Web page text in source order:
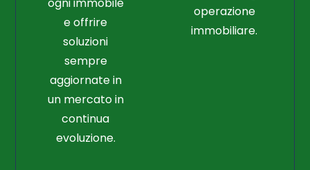
e offrire
soluzioni
sempre
aggiornate in
un mercato in
continua
evoluzione.
operazione
immobiliare.